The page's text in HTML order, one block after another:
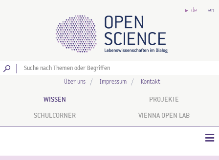
de en
Über uns Impressum Kontakt
WISSEN PROJEKTE
SCHULCORNER VIENNA OPEN LAB